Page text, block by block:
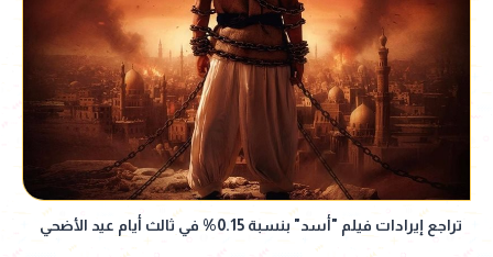
تراجع إيرادات فيلم "أسد" بنسبة 0.15% في ثالث أيام عيد الأضحي